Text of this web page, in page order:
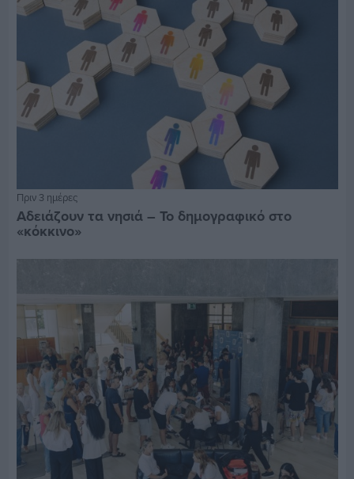
Πριν 3 ημέρες
Αδειάζουν τα νησιά – Το δημογραφικό στο
«κόκκινο»